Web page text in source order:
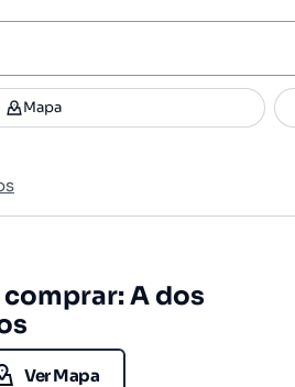
Filtros 2 Guardar pesquisa
Mapa
A dos
Ver Mapa